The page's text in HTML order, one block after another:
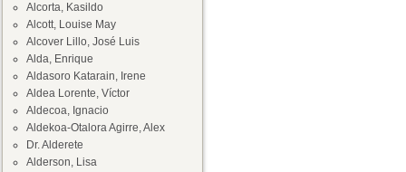
Alcorta, Kasildo
Alcott, Louise May
Alcover Lillo, José Luis
Alda, Enrique
Aldasoro Katarain, Irene
Aldea Lorente, Víctor
Aldecoa, Ignacio
Aldekoa-Otalora Agirre, Alex
Dr. Alderete
Alderson, Lisa